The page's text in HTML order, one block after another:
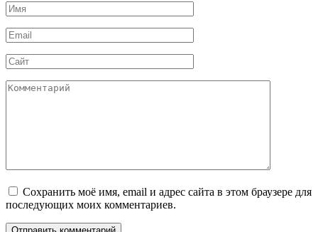
Имя
*
Email
*
Сайт
Комментарий
Сохранить моё имя, email и адрес сайта в этом браузере для
последующих моих комментариев.